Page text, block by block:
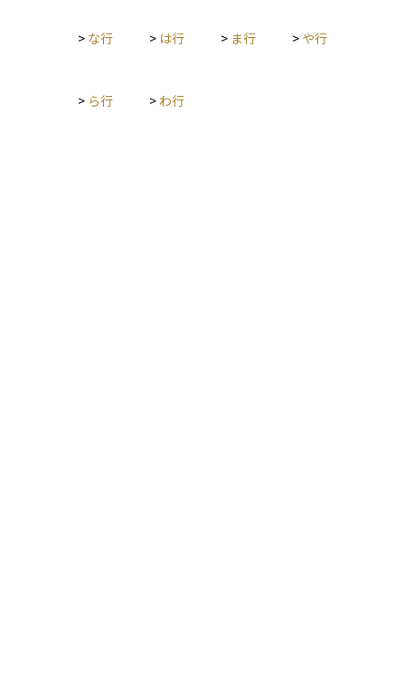
がある場合、課税が軽減または免除されるケースもあります。
居住者となることで税制・金融制度の適用が大きく変わりま
> な行 > は行 > ま行 > や行
> ら行 > わ行